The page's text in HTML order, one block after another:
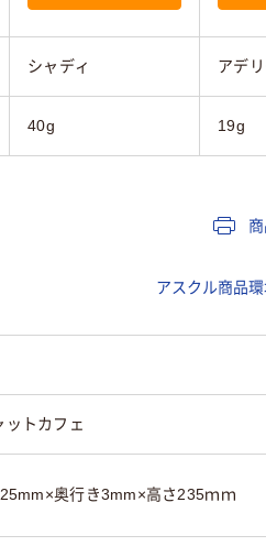
シャディ アデ
40g 19g
アスクル商品
ットカフェ
奥行き3mm×高さ235ｍｍ